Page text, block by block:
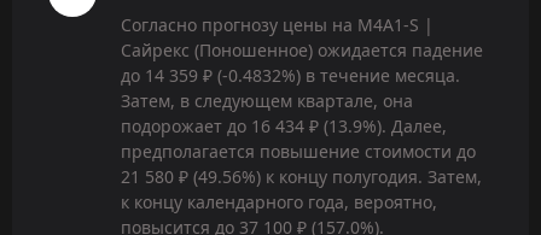
Согласно прогнозу цены на M4A1-S |
Сайрекс (Поношенное) ожидается падение
до 14 359 ₽ (-0.4832%) в течение месяца.
Затем, в следующем квартале, она
подорожает до 16 434 ₽ (13.9%). Далее,
предполагается повышение стоимости до
21 580 ₽ (49.56%) к концу полугодия. Затем,
к концу календарного года, вероятно,
повысится до 37 100 ₽ (157.0%).